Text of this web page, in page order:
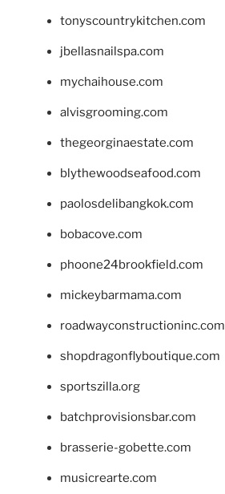
tonyscountrykitchen.com
jbellasnailspa.com
mychaihouse.com
alvisgrooming.com
thegeorginaestate.com
blythewoodseafood.com
paolosdelibangkok.com
bobacove.com
phoone24brookfield.com
mickeybarmama.com
roadwayconstructioninc.com
shopdragonflyboutique.com
sportszilla.org
batchprovisionsbar.com
brasserie-gobette.com
musicrearte.com